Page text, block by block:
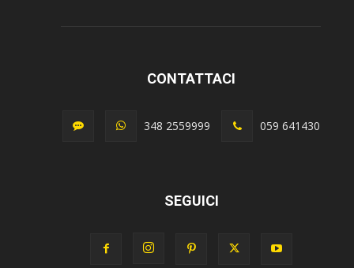
CONTATTACI
348 2559999 059 641430
SEGUICI